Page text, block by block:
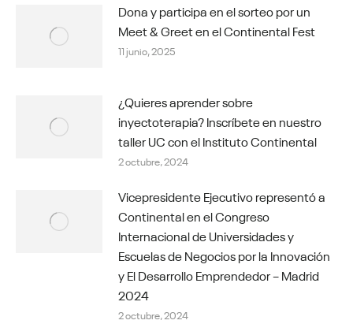
Dona y participa en el sorteo por un
Meet & Greet en el Continental Fest
11 junio, 2025
¿Quieres aprender sobre
inyectoterapia? Inscríbete en nuestro
taller UC con el Instituto Continental
2 octubre, 2024
Vicepresidente Ejecutivo representó a
Continental en el Congreso
Internacional de Universidades y
Escuelas de Negocios por la Innovación
y El Desarrollo Emprendedor – Madrid
2024
2 octubre, 2024